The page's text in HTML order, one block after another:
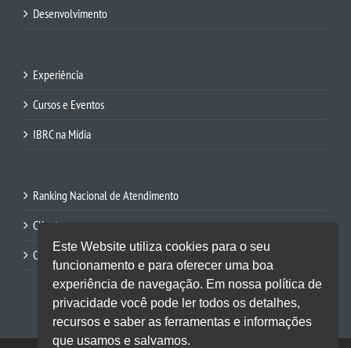
Desenvolvimento
Experiência
Cursos e Eventos
IBRC na Mídia
Ranking Nacional de Atendimento
Clientes
Contato
Este Website utiliza cookies para o seu
funcionamento e para oferecer uma boa
experiência de navegação. Em nossa política de
privacidade você pode ler todos os detalhes,
recursos e saber as ferramentas e informações
que usamos e salvamos.